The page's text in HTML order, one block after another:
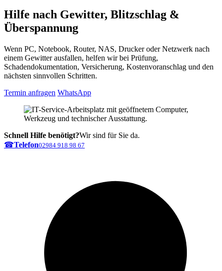
Hilfe nach Gewitter, Blitzschlag &
Überspannung
Wenn PC, Notebook, Router, NAS, Drucker oder Netzwerk nach
einem Gewitter ausfallen, helfen wir bei Prüfung,
Schadendokumentation, Versicherung, Kostenvoranschlag und den
nächsten sinnvollen Schritten.
Termin anfragen WhatsApp
Schnell Hilfe benötigt?Wir sind für Sie da.
☎Telefon02984 918 98 67